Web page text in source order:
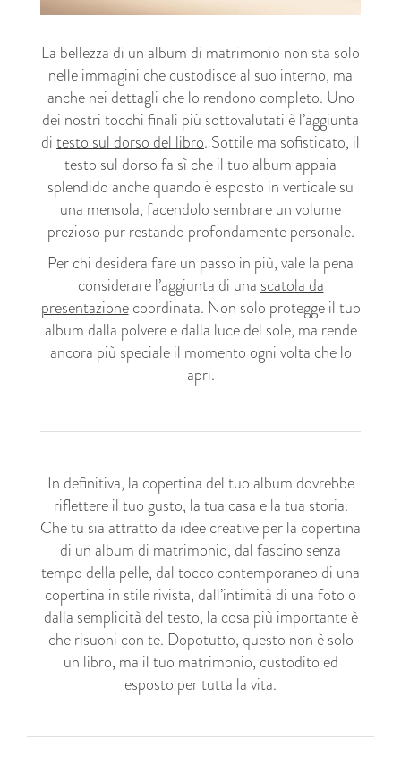
La bellezza di un album di matrimonio non sta solo
nelle immagini che custodisce al suo interno, ma
anche nei dettagli che lo rendono completo. Uno
dei nostri tocchi finali più sottovalutati è l’aggiunta
ditesto sul dorso del libro. Sottile ma sofisticato, il
testo sul dorso fa sì che il tuo album appaia
splendido anche quando è esposto in verticale su
una mensola, facendolo sembrare un volume
prezioso pur restando profondamente personale.
Per chi desidera fare un passo in più, vale la pena
considerare l’aggiunta di una scatola da
presentazionecoordinata. Non solo protegge il tuo
album dalla polvere e dalla luce del sole, ma rende
ancora più speciale il momento ogni volta che lo
apri.
In definitiva, la copertina del tuo album dovrebbe
riflettere il tuo gusto, la tua casa e la tua storia.
Che tu sia attratto da idee creative per la copertina
di un album di matrimonio, dal fascino senza
tempo della pelle, dal tocco contemporaneo di una
copertina in stile rivista, dall’intimità di una foto o
dalla semplicità del testo, la cosa più importante è
che risuoni con te. Dopotutto, questo non è solo
un libro, ma il tuo matrimonio, custodito ed
esposto per tutta la vita.